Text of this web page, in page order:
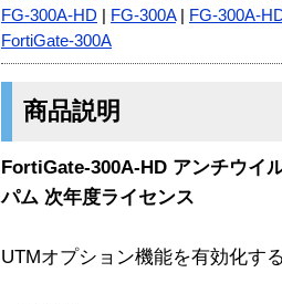
FG-300A-HD
FG-300A|
FG-300A-
FortiGate-300A
商品説明
FortiGate-300A-HD アンチウイ
パム 次年度ライセンス
UTMオプション機能を有効化す